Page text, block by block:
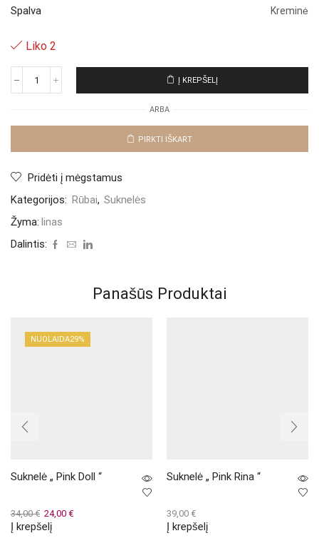
Spalva Kreminė
Liko 2
produkto
suknelė
Į KREPŠELĮ
ARBA
PIRKTI IŠKART
Pridėti į mėgstamus
Kategorijos: Rūbai, Suknelės
Žyma: linas
Dalintis:
Panašūs Produktai
NUOLAIDA29%
Suknelė „ Pink Doll “
34,00€ Original
price
24,00 €Current
Į krepšelį
Suknelė „ Pink Rina “
39,00 €
Į krepšelį